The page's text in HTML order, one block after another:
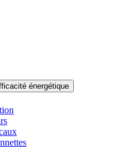
énergétique